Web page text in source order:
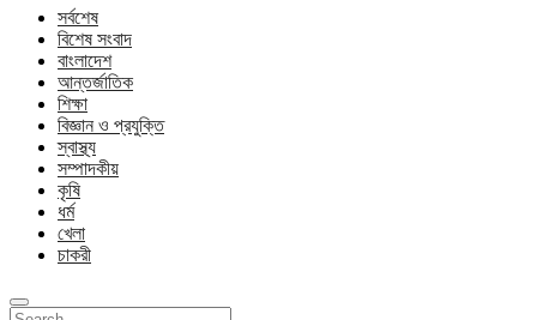
সর্বশেষ
বিশেষ সংবাদ
বাংলাদেশ
আন্তর্জাতিক
শিক্ষা
বিজ্ঞান ও প্রযুক্তি
স্বাস্থ্য
সম্পাদকীয়
কৃষি
ধর্ম
খেলা
চাকরী
Search